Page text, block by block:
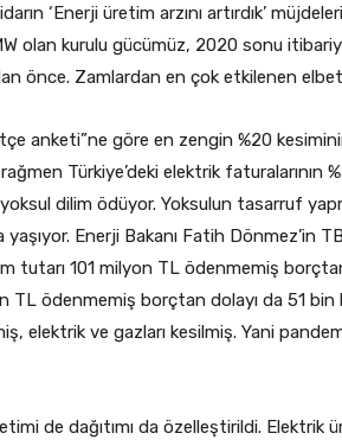
‘Enerji üretim arzını artırdık’
olan kurulu gücümüz, 2020 sonu
önce. Zamlardan en çok etkilenen
anketi”ne göre en zengin %20
Türkiye’deki elektrik faturalarının
dilim ödüyor. Yoksulun tasarruf
yaşıyor. Enerji Bakanı Fatih Dönmez’in
tutarı 101 milyon TL ödenmemiş
TL ödenmemiş borçtan dolayı da 51
elektrik ve gazları kesilmiş. Yani
de dağıtımı da özelleştirildi. Elektrik